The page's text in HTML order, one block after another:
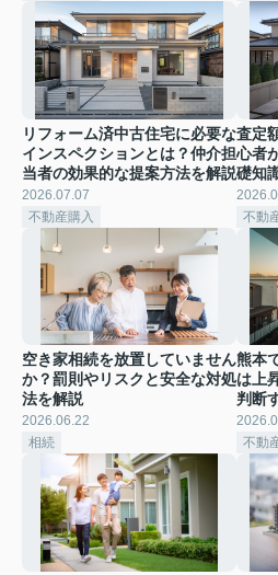
リフォーム済中古住宅に必要な
インスペクションとは？仲介担
当者の効果的な提案方法を解説
2026.07.07
不動産購入
査定
心者
礎知
不動
空き家相続を放置していません
か？罰則やリスクと安全な対処
法を解説
2026.06.22
相続
熊本
は上
判断
不動